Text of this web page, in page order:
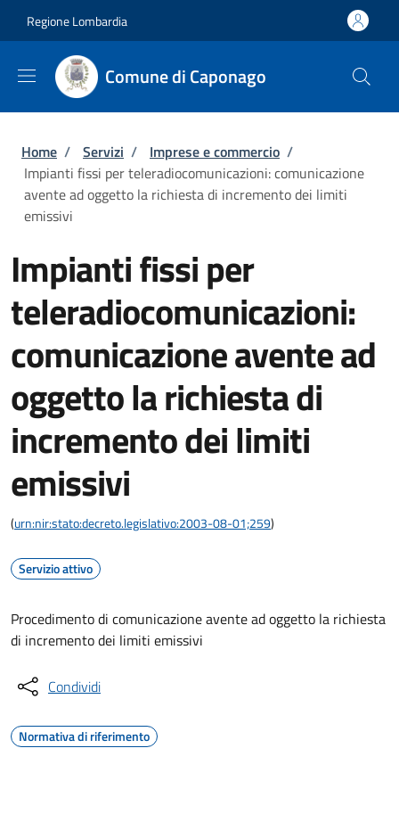
Regione Lombardia
Comune di Caponago
Briciole di pane
Home / Servizi / Imprese e commercio /
Impianti fissi per teleradiocomunicazioni: comunicazione
avente ad oggetto la richiesta di incremento dei limiti
emissivi
Impianti fissi per
teleradiocomunicazioni:
comunicazione avente ad
oggetto la richiesta di
incremento dei limiti
emissivi
(urn:nir:stato:decreto.legislativo:2003-08-01;259)
Servizio attivo
Procedimento di comunicazione avente ad oggetto la richiesta
di incremento dei limiti emissivi
Condividi
Normativa di riferimento